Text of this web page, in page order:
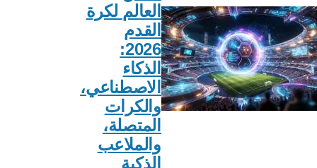
العالم لكرة
القدم
2026:
الذكاء
الاصطناعي،
والكرات